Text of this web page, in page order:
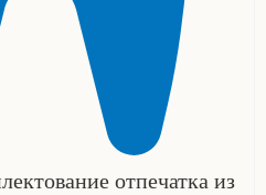
отпечатка из